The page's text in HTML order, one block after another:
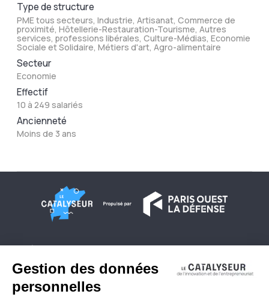
Type de structure
PME tous secteurs, Industrie, Artisanat, Commerce de
proximité, Hôtellerie-Restauration-Tourisme, Autres
services, professions libérales, Culture-Médias, Economie
Sociale et Solidaire, Métiers d'art, Agro-alimentaire
Secteur
Economie
Effectif
10 à 249 salariés
Ancienneté
Moins de 3 ans
Conditions générales d'utilisation
Contactez-nous